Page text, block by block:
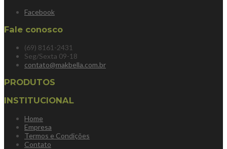
Facebook
Fale conosco
(69) 8161-2431
Seg/Sexta 09-18
contato@makbella.com.br
PRODUTOS
INSTITUCIONAL
Home
Empresa
Termos e Condições
Contato